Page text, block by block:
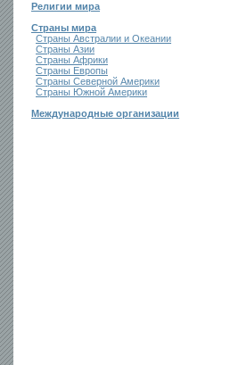
Религии мира
Страны мира
Страны Австралии и Океании
Страны Азии
Страны Африки
Страны Европы
Страны Северной Америки
Страны Южной Америки
Международные организации